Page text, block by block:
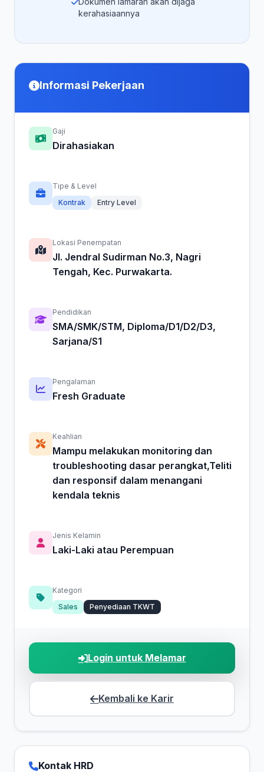
kerahasiaannya
Informasi Pekerjaan
Gaji
Dirahasiakan
Tipe & Level
Kontrak
Entry Level
Lokasi Penempatan
Jl. Jendral Sudirman No.3, Nagri
Tengah, Kec. Purwakarta.
Pendidikan
SMA/SMK/STM, Diploma/D1/D2/D3,
Sarjana/S1
Pengalaman
Fresh Graduate
Keahlian
Mampu melakukan monitoring dan
troubleshooting dasar perangkat,Teliti
dan responsif dalam menangani
kendala teknis
Jenis Kelamin
Laki-Laki atau Perempuan
Kategori
Sales
Penyediaan TKWT
Login untuk Melamar
Kembali ke Karir
Kontak HRD